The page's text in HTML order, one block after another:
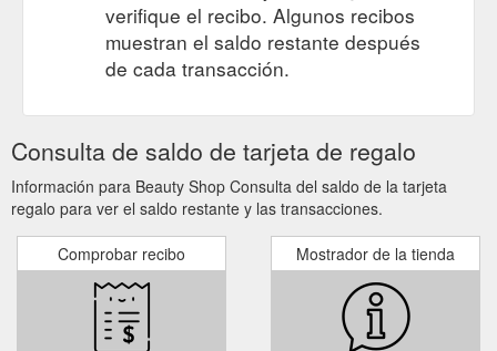
verifique el recibo. Algunos recibos
muestran el saldo restante después
de cada transacción.
Consulta de saldo de tarjeta de regalo
Información para Beauty Shop Consulta del saldo de la tarjeta
regalo para ver el saldo restante y las transacciones.
Comprobar recibo Mostrador de la tienda